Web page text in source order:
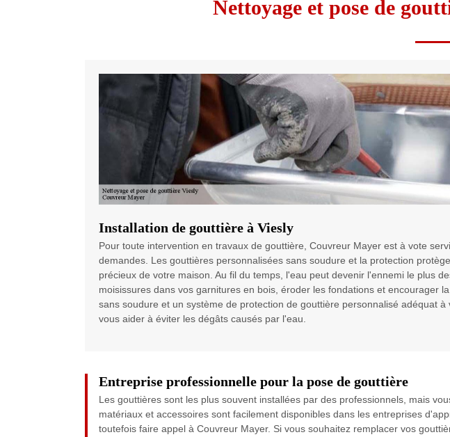
Nettoyage et pose de
Installation de gouttière à Viesly
Pour toute intervention en travaux de gouttière, Couvreur Mayer est à vote
demandes. Les gouttières personnalisées sans soudure et la protection
précieux de votre maison. Au fil du temps, l'eau peut devenir l'ennemi le plus
moisissures dans vos garnitures en bois, éroder les fondations et encourager
sans soudure et un système de protection de gouttière personnalisé adéquat
vous aider à éviter les dégâts causés par l'eau.
Entreprise professionnelle pour la pose de gouttière
Les gouttières sont les plus souvent installées par des professionnels, mais
matériaux et accessoires sont facilement disponibles dans les entreprises
toutefois faire appel à Couvreur Mayer. Si vous souhaitez remplacer vos